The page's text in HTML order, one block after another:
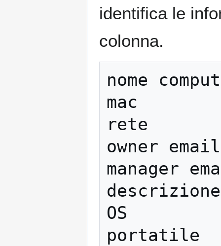
identifica le
colonna.
nome
mac
rete
owner
manager
OS
portatile